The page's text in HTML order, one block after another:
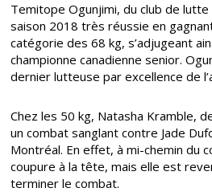
Temitope Ogunjimi, du club de
saison 2018 très réussie en
catégorie des 68 kg, s’adjugeant
championne canadienne senior.
dernier lutteuse par excellence de
Chez les 50 kg, Natasha Kramble,
un combat sanglant contre Jade
Montréal. En effet, à mi-chemin du
coupure à la tête, mais elle est
terminer le combat.